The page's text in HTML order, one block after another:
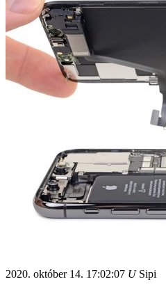
2020. október 14. 17:02:07 USipi